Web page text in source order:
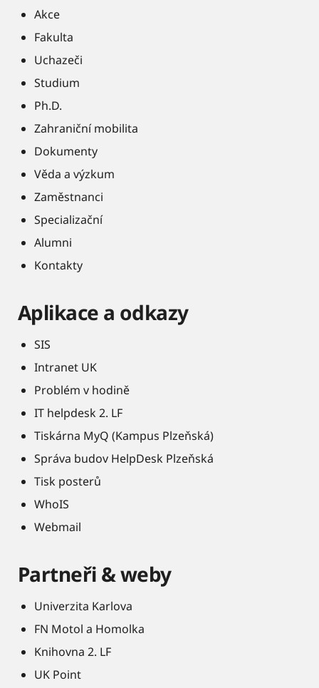
Akce
Fakulta
Uchazeči
Studium
Ph.D.
Zahraniční mobilita
Dokumenty
Věda a výzkum
Zaměstnanci
Specializační
Alumni
Kontakty
Aplikace a odkazy
SIS
Intranet UK
Problém v hodině
IT helpdesk 2. LF
Tiskárna MyQ (Kampus Plzeňská)
Správa budov HelpDesk Plzeňská
Tisk posterů
WhoIS
Webmail
Partneři & weby
Univerzita Karlova
FN Motol a Homolka
Knihovna 2. LF
UK Point